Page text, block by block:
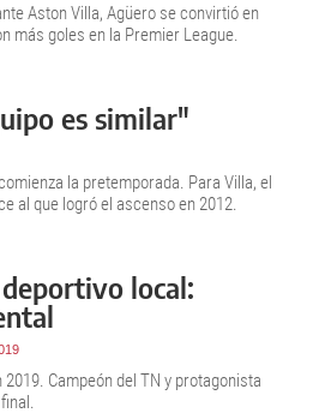
Aston Villa, Agüero se convirtió en
más goles en la Premier League.
es similar"
la pretemporada. Para Villa, el
al que logró el ascenso en 2012.
local:
Campeón del TN y protagonista